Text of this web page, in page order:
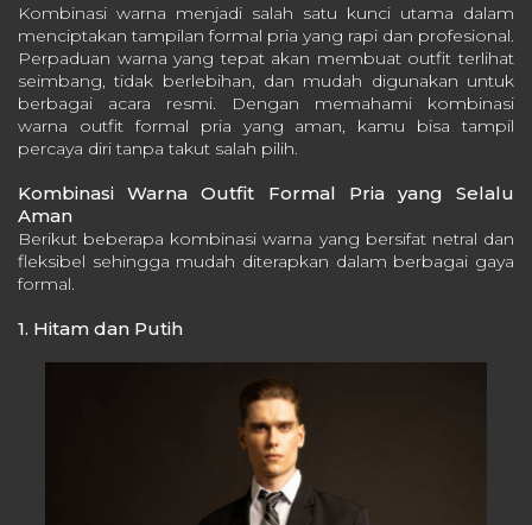
Kombinasi warna menjadi salah satu kunci utama dalam
menciptakan tampilan formal pria yang rapi dan profesional.
Perpaduan warna yang tepat akan membuat outfit terlihat
seimbang, tidak berlebihan, dan mudah digunakan untuk
berbagai acara resmi. Dengan memahami kombinasi
warna outfit formal pria yang aman, kamu bisa tampil
percaya diri tanpa takut salah pilih.
Kombinasi Warna Outfit Formal Pria yang Selalu
Aman
Berikut beberapa kombinasi warna yang bersifat netral dan
fleksibel sehingga mudah diterapkan dalam berbagai gaya
formal.
1. Hitam dan Putih